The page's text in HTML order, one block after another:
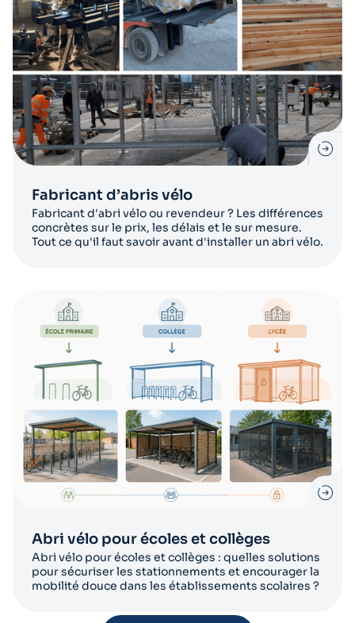
Fabricant d’abris vélo
Fabricant d'abri vélo ou revendeur ? Les différences
concrètes sur le prix, les délais et le sur mesure.
Tout ce qu'il faut savoir avant d'installer un abri vélo.
Abri vélo pour écoles et collèges
Abri vélo pour écoles et collèges : quelles solutions
pour sécuriser les stationnements et encourager la
mobilité douce dans les établissements scolaires ?